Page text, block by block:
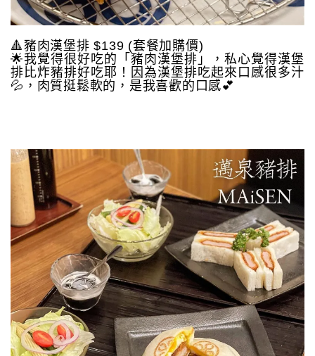
🔺豬肉漢堡排 $139 (套餐加購價)
🌟我覺得很好吃的「豬肉漢堡排」，私心覺得漢堡
排比炸豬排好吃耶！因為漢堡排吃起來口感很多汁
💦，肉質挺鬆軟的，是我喜歡的口感💕